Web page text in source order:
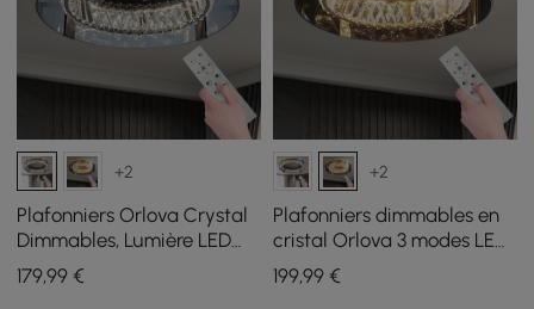
+2
Plafonniers Orlova Crystal
Dimmables, Lumière LED
Encastrée à 3 Modes avec
Télécommande
179,99 €
+2
Plafonniers dimmables en
cristal Orlova 3 modes LED
encastrables avec
télécommande
199,99€